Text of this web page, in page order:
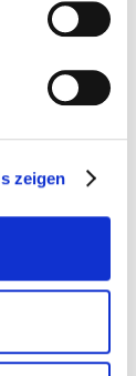
zeigen
können
nicht
des Rezepts
aus
wenn (i) Sie
AGB